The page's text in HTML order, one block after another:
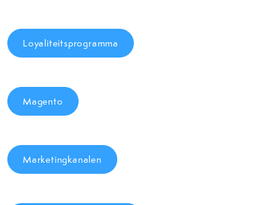
Loyaliteitsprogramma
Magento
Marketingkanalen